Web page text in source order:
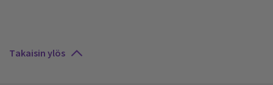
Takaisin ylös